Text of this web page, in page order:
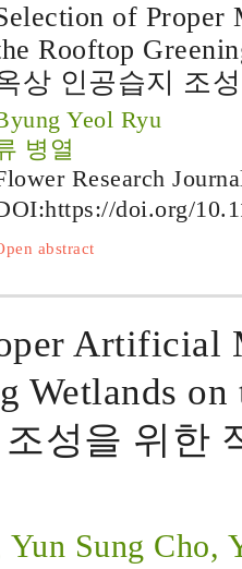
of Proper
Rooftop
상 인공습지 조
Yeol Ryu
병열
Research
https://doi.org/
abstract
Artificial
Wetlands
성을 위한
Yun Sung Cho,